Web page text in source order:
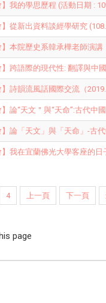
】我的學思歷程 (活動日期 :
】從新出資料談經學研究
】本院歷史系韓承樺老師演
】跨語際的現代性: 翻譯與中
】詩韻流風話國際交流（
】論“天文＂與“天命”:古代中
】論「天文」與「天命」-古
】我在宜蘭佛光大學客座的日
4 上一頁 下一頁
page